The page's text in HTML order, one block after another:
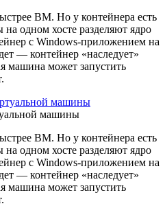
ВМ. Но у контейнера есть
на одном хосте разделяют ядро
с Windows-приложением на
— контейнер «наследует»
машина может запустить
машины
ВМ. Но у контейнера есть
на одном хосте разделяют ядро
с Windows-приложением на
— контейнер «наследует»
машина может запустить